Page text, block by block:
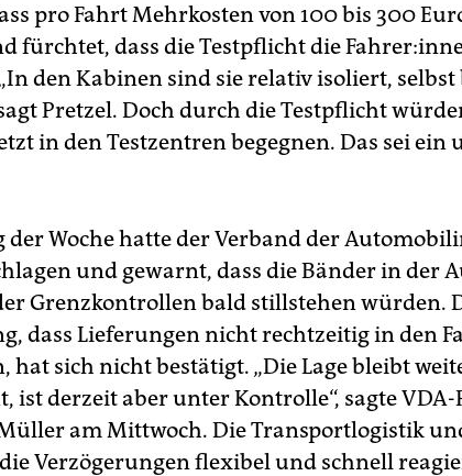
pro Fahrt Mehrkosten von 100 bis 300
fürchtet, dass die Testpflicht die
den Kabinen sind sie relativ isoliert,
Pretzel. Doch durch die Testpflicht
in den Testzentren begegnen. Das sei ein
der Woche hatte der Verband der
und gewarnt, dass die Bänder in der
Grenzkontrollen bald stillstehen würden.
dass Lieferungen nicht rechtzeitig in den
hat sich nicht bestätigt. „Die Lage bleibt
ist derzeit aber unter Kontrolle“, sagte
am Mittwoch. Die Transportlogistik
Verzögerungen flexibel und schnell